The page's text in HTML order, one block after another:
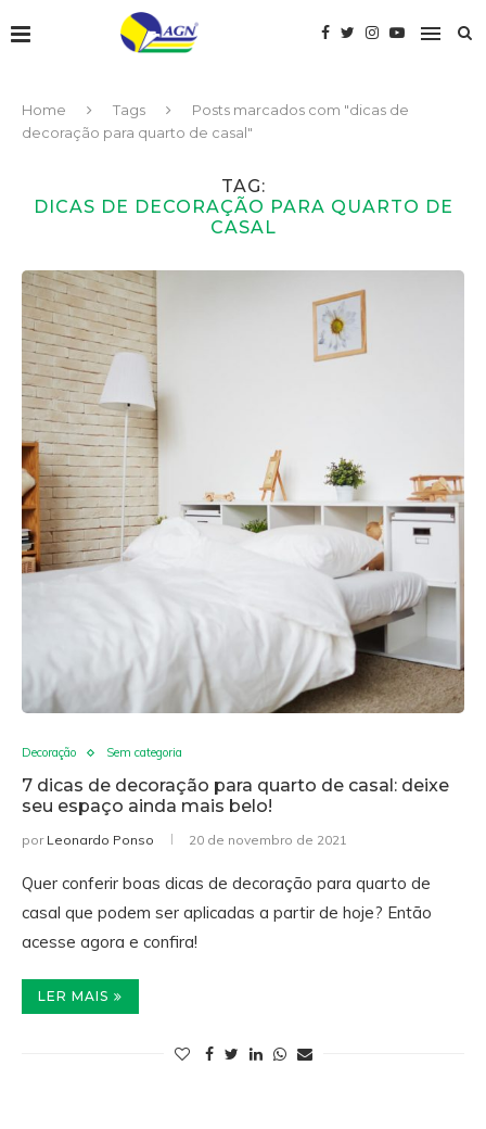
Home Tags
Posts marcados com "dicas de
decoração para quarto de casal"
TAG:
DICAS DE DECORAÇÃO PARA QUARTO DE
CASAL
Decoração Sem categoria
7 dicas de decoração para quarto de casal: deixe
seu espaço ainda mais belo!
por Leonardo Ponso 20 de novembro de 2021
Quer conferir boas dicas de decoração para quarto de
casal que podem ser aplicadas a partir de hoje? Então
acesse agora e confira!
LER MAIS